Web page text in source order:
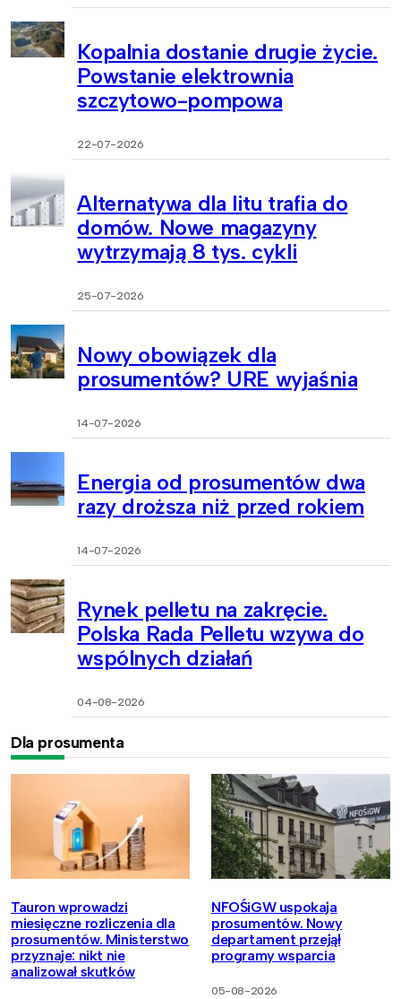
Kopalnia dostanie drugie życie.
Powstanie elektrownia
szczytowo-pompowa
22-07-2026
Alternatywa dla litu trafia do
domów. Nowe magazyny
wytrzymają 8 tys. cykli
25-07-2026
Nowy obowiązek dla
prosumentów? URE wyjaśnia
14-07-2026
Energia od prosumentów dwa
razy droższa niż przed rokiem
14-07-2026
Rynek pelletu na zakręcie.
Polska Rada Pelletu wzywa do
wspólnych działań
04-08-2026
Dla prosumenta
Tauron wprowadzi
miesięczne rozliczenia dla
prosumentów. Ministerstwo
przyznaje: nikt nie
analizował skutków
NFOŚiGW uspokaja
prosumentów. Nowy
departament przejął
programy wsparcia
05-08-2026